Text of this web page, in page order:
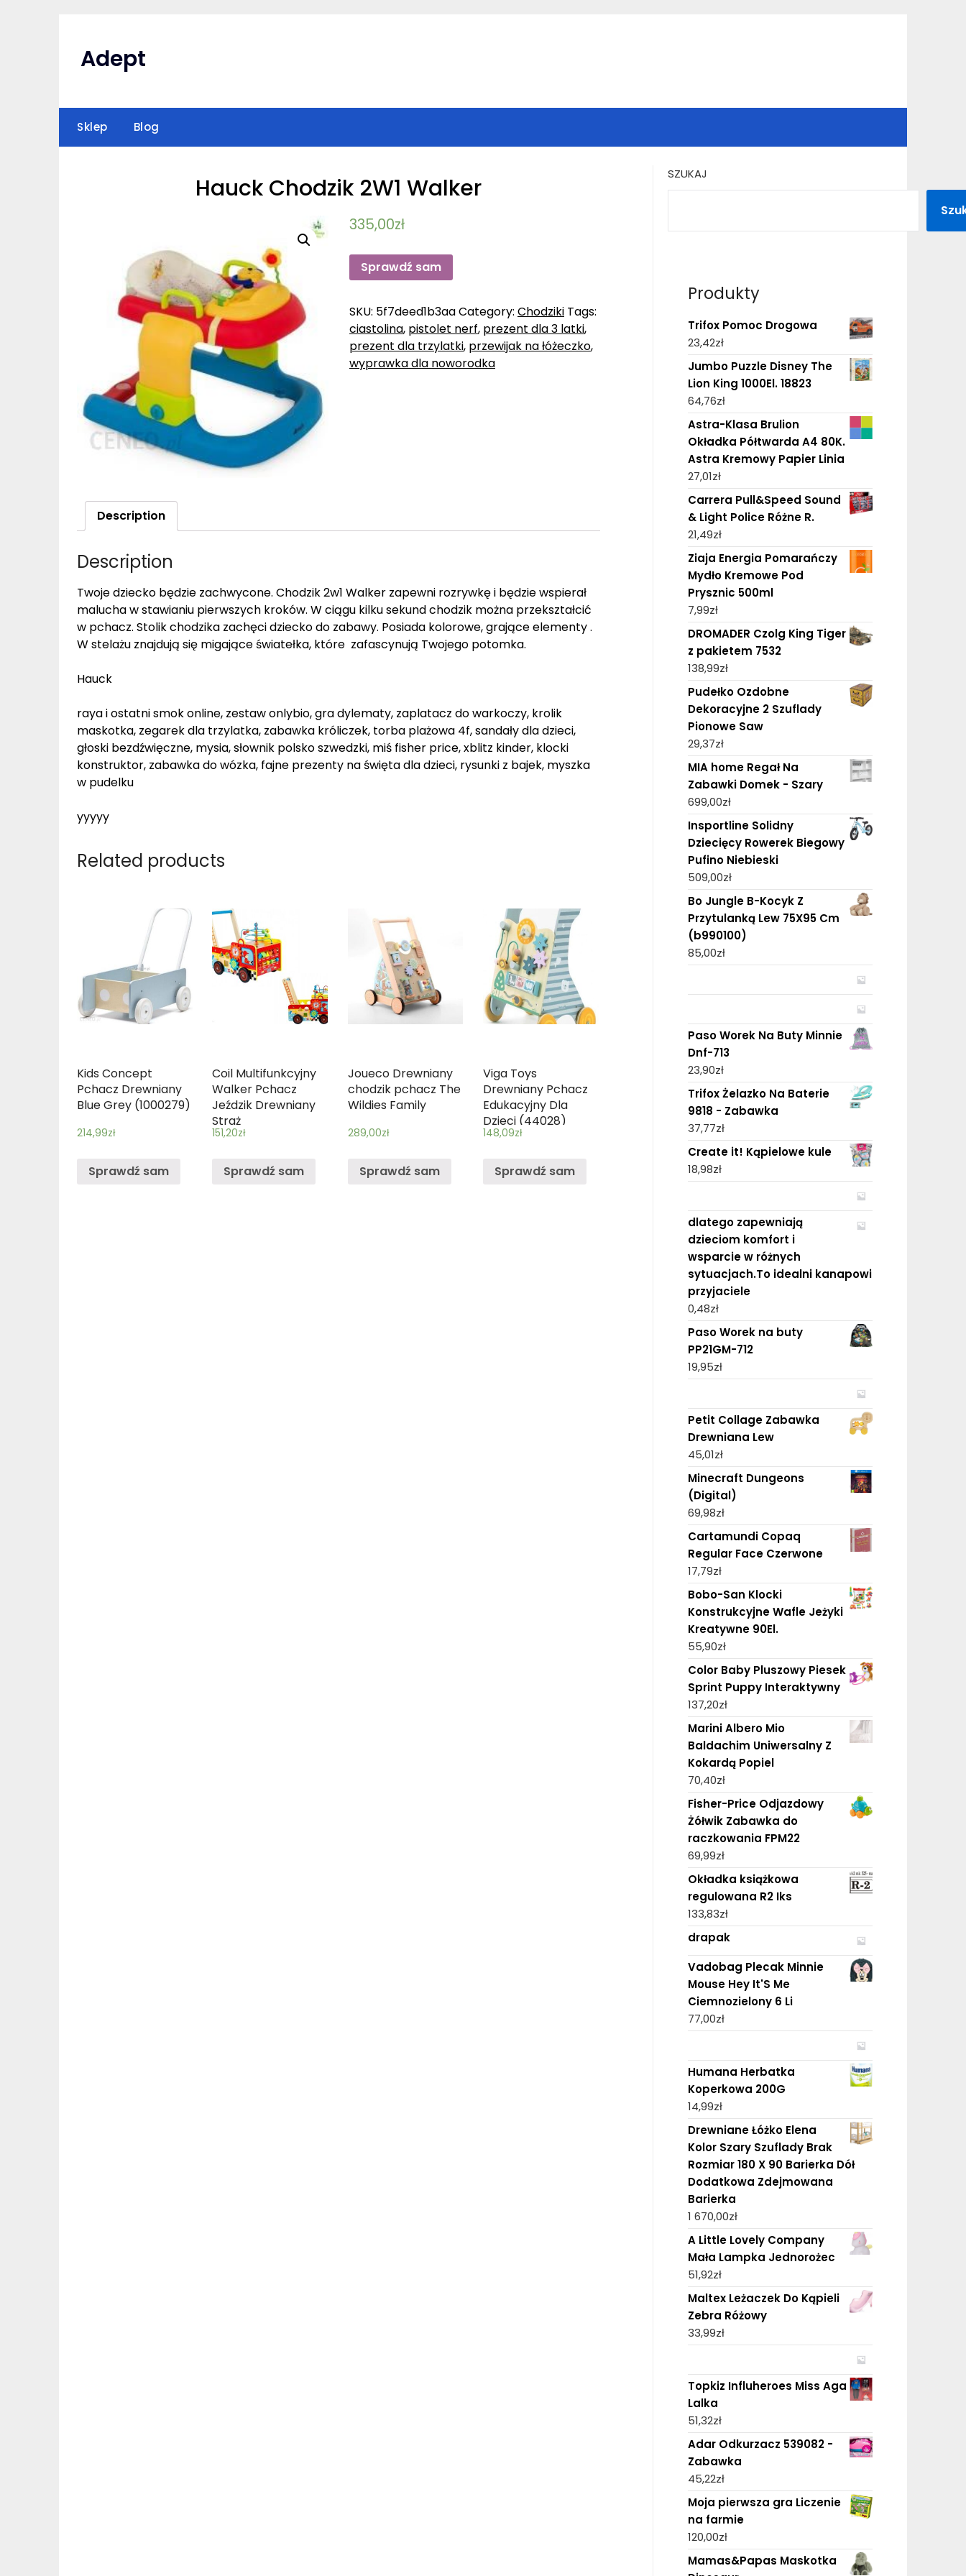
Adept
Sklep Blog
Hauck Chodzik 2W1 Walker
335,00zł
Sprawdź sam
SKU: 5f7deed1b3aaCategory: Chodziki Tags:
ciastolina, pistolet nerf, prezent dla 3 latki,
prezent dla trzylatki, przewijak na łóżeczko,
wyprawka dla noworodka
Description
Description
Twoje dziecko będzie zachwycone. Chodzik 2w1 Walker zapewni rozrywkę i będzie wspierał
malucha w stawianiu pierwszych kroków. W ciągu kilku sekund chodzik można przekształcić
w pchacz. Stolik chodzika zachęci dziecko do zabawy. Posiada kolorowe, grające elementy .
W stelażu znajdują się migające światełka, które zafascynują Twojego potomka.
Hauck
raya i ostatni smok online, zestaw onlybio, gra dylematy, zaplatacz do warkoczy, krolik
maskotka, zegarek dla trzylatka, zabawka króliczek, torba plażowa 4f, sandały dla dzieci,
głoski bezdźwięczne, mysia, słownik polsko szwedzki, miś fisher price, xblitz kinder, klocki
konstruktor, zabawka do wózka, fajne prezenty na święta dla dzieci, rysunki z bajek, myszka
w pudelku
yyyyy
Related products
Kids Concept
Pchacz Drewniany
Blue Grey (1000279)
214,99zł
Sprawdź sam
Coil Multifunkcyjny
Walker Pchacz
Jeździk Drewniany
Straż
151,20zł
Sprawdź sam
Joueco Drewniany
chodzik pchacz The
Wildies Family
289,00zł
Sprawdź sam
Viga Toys
Drewniany Pchacz
Edukacyjny Dla
Dzieci (44028)
148,09zł
Sprawdź sam
SZUKAJ
Produkty
Trifox Pomoc Drogowa
23,42zł
Jumbo Puzzle Disney The
Lion King 1000El. 18823
64,76zł
Astra-Klasa Brulion
Okładka Półtwarda A4 80K.
Astra Kremowy Papier Linia
27,01zł
Carrera Pull&Speed Sound
& Light Police Różne R.
21,49zł
Ziaja Energia Pomarańczy
Mydło Kremowe Pod
Prysznic 500ml
7,99zł
DROMADER Czolg King Tiger
z pakietem 7532
138,99zł
Pudełko Ozdobne
Dekoracyjne 2 Szuflady
Pionowe Saw
29,37zł
MIA home Regał Na
Zabawki Domek - Szary
699,00zł
Insportline Solidny
Dziecięcy Rowerek Biegowy
Pufino Niebieski
509,00zł
Bo Jungle B-Kocyk Z
Przytulanką Lew 75X95 Cm
(b990100)
85,00zł
Paso Worek Na Buty Minnie
Dnf-713
23,90zł
Trifox Żelazko Na Baterie
9818 - Zabawka
37,77zł
Create it! Kąpielowe kule
18,98zł
dlatego zapewniają
dzieciom komfort i
wsparcie w różnych
sytuacjach.To idealni kanapowi
przyjaciele
0,48zł
Paso Worek na buty
PP21GM-712
19,95zł
Petit Collage Zabawka
Drewniana Lew
45,01zł
Minecraft Dungeons
(Digital)
69,98zł
Cartamundi Copaq
Regular Face Czerwone
17,79zł
Bobo-San Klocki
Konstrukcyjne Wafle Jeżyki
Kreatywne 90El.
55,90zł
Color Baby Pluszowy Piesek
Sprint Puppy Interaktywny
137,20zł
Marini Albero Mio
Baldachim Uniwersalny Z
Kokardą Popiel
70,40zł
Fisher-Price Odjazdowy
Żółwik Zabawka do
raczkowania FPM22
69,99zł
Okładka książkowa
regulowana R2 Iks
133,83zł
drapak
Vadobag Plecak Minnie
Mouse Hey It'S Me
Ciemnozielony 6 Li
77,00zł
Humana Herbatka
Koperkowa 200G
14,99zł
Drewniane Łóżko Elena
Kolor Szary Szuflady Brak
Rozmiar 180 X 90 Barierka Dół
Dodatkowa Zdejmowana
Barierka
1 670,00zł
A Little Lovely Company
Mała Lampka Jednorożec
51,92zł
Maltex Leżaczek Do Kąpieli
Zebra Różowy
33,99zł
Topkiz Influheroes Miss Aga
Lalka
51,32zł
Adar Odkurzacz 539082 -
Zabawka
45,22zł
Moja pierwsza gra Liczenie
na farmie
120,00zł
Mamas&Papas Maskotka